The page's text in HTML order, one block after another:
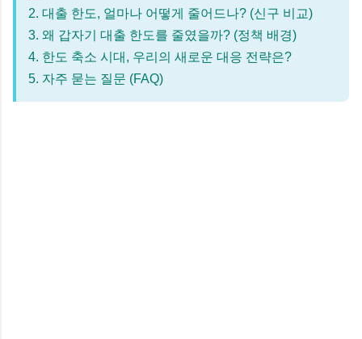
2. 대출 한도, 얼마나 어떻게 줄어드나? (신구 비교)
3. 왜 갑자기 대출 한도를 줄였을까? (정책 배경)
4. 한도 축소 시대, 우리의 새로운 대응 전략은?
5. 자주 묻는 질문 (FAQ)